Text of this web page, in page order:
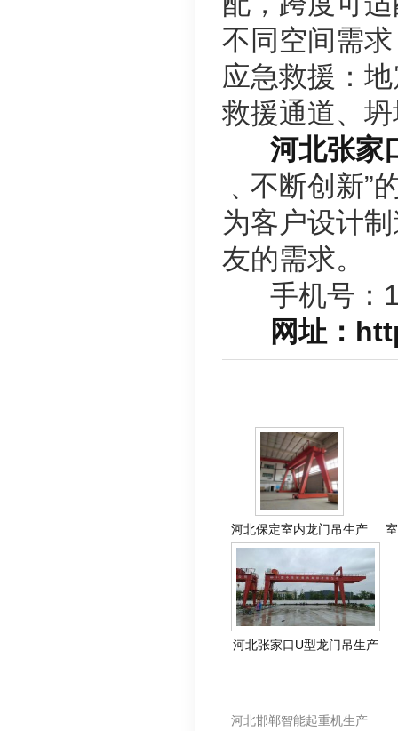
不同空间需
应急救援：
救援通道、
河北张家
﹑不断创新”
为客户设计
友的需求。
手机号：
网址：
河北保定室内龙门吊生产
河北张家口U型龙门吊生产
河北邯郸智能起重机生产